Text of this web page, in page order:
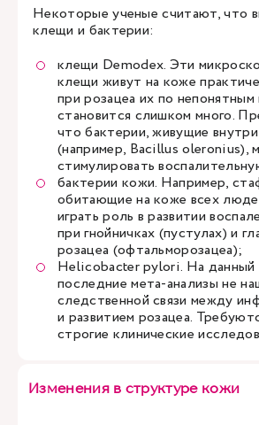
Некоторые ученые считают, что
клещи и бактерии:
клещи Demodex. Эти
клещи живут на коже
при розацеа их по непонятным
становится слишком много.
что бактерии, живущие
(например, Bacillus oleronius),
стимулировать
бактерии кожи. Например,
обитающие на коже всех
играть роль в развитии
при гнойничках (пустулах) и
розацеа (офтальморозацеа);
Helicobacter pylori. На данный
последние мета-анализы не
следственной связи между
и развитием розацеа.
строгие клинические
Изменения в структуре кожи